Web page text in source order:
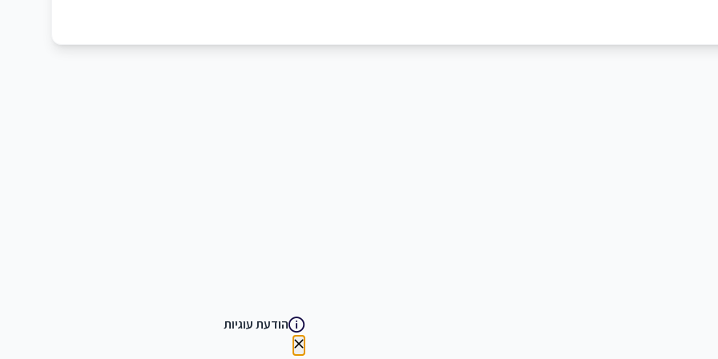
הודעת עוגיות